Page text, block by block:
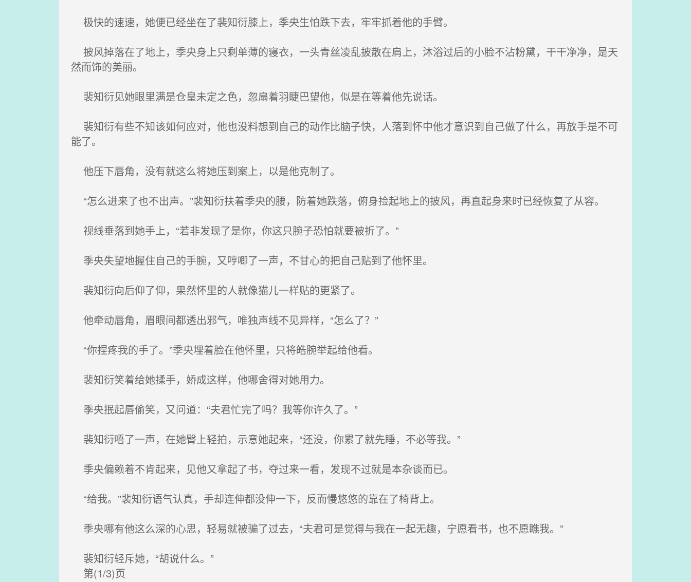
极快的速速，她便已经坐在了裴知衍膝上，季央生怕跌下去，牢牢抓着他的手臂。
披风掉落在了地上，季央身上只剩单薄的寝衣，一头青丝凌乱披散在肩上，沐浴过后的小脸不沾粉黛，干干净净，是天
然而饰的美丽。
裴知衍见她眼里满是仓皇未定之色，忽扇着羽睫巴望他，似是在等着他先说话。
裴知衍有些不知该如何应对，他也没料想到自己的动作比脑子快，人落到怀中他才意识到自己做了什么，再放手是不可
能了。
他压下唇角，没有就这么将她压到案上，以是他克制了。
“怎么进来了也不出声。”裴知衍扶着季央的腰，防着她跌落，俯身捡起地上的披风，再直起身来时已经恢复了从容。
视线垂落到她手上，“若非发现了是你，你这只腕子恐怕就要被折了。”
季央失望地握住自己的手腕，又哼唧了一声，不甘心的把自己贴到了他怀里。
裴知衍向后仰了仰，果然怀里的人就像猫儿一样贴的更紧了。
他牵动唇角，眉眼间都透出邪气，唯独声线不见异样，“怎么了？”
“你捏疼我的手了。”季央埋着脸在他怀里，只将皓腕举起给他看。
裴知衍笑着给她揉手，娇成这样，他哪舍得对她用力。
季央抿起唇偷笑，又问道：“夫君忙完了吗？我等你许久了。”
裴知衍唔了一声，在她臀上轻拍，示意她起来，“还没，你累了就先睡，不必等我。”
季央偏赖着不肯起来，见他又拿起了书，夺过来一看，发现不过就是本杂谈而已。
“给我。”裴知衍语气认真，手却连伸都没伸一下，反而慢悠悠的靠在了椅背上。
季央哪有他这么深的心思，轻易就被骗了过去，“夫君可是觉得与我在一起无趣，宁愿看书，也不愿瞧我。”
裴知衍轻斥她，“胡说什么。”
第(1/3)页